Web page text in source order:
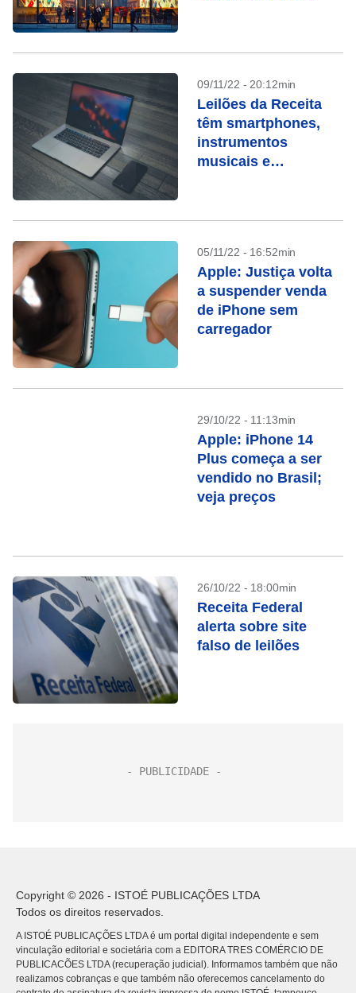
09/11/22 - 20:12min
Leilões da Receita
têm smartphones,
instrumentos
musicais e
05/11/22 - 16:52min
Apple: Justiça volta
a suspender venda
de iPhone sem
carregador
29/10/22 - 11:13min
Apple: iPhone 14
Plus começa a ser
vendido no Brasil;
veja preços
26/10/22 - 18:00min
Receita Federal
alerta sobre site
falso de leilões
Copyright © 2026 - ISTOÉ PUBLICAÇÕES LTDA
Todos os direitos reservados.
A ISTOÉ PUBLICAÇÕES LTDA é um portal digital independente e sem
vinculação editorial e societária com a EDITORA TRES COMÉRCIO DE
PUBLICACÕES LTDA (recuperação judicial). Informamos também que não
realizamos cobranças e que também não oferecemos cancelamento do